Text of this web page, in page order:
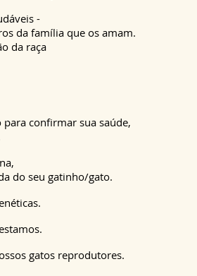
-
da família que os amam.
da raça
confirmar sua saúde,
do seu gatinho/gato.
gatos reprodutores.